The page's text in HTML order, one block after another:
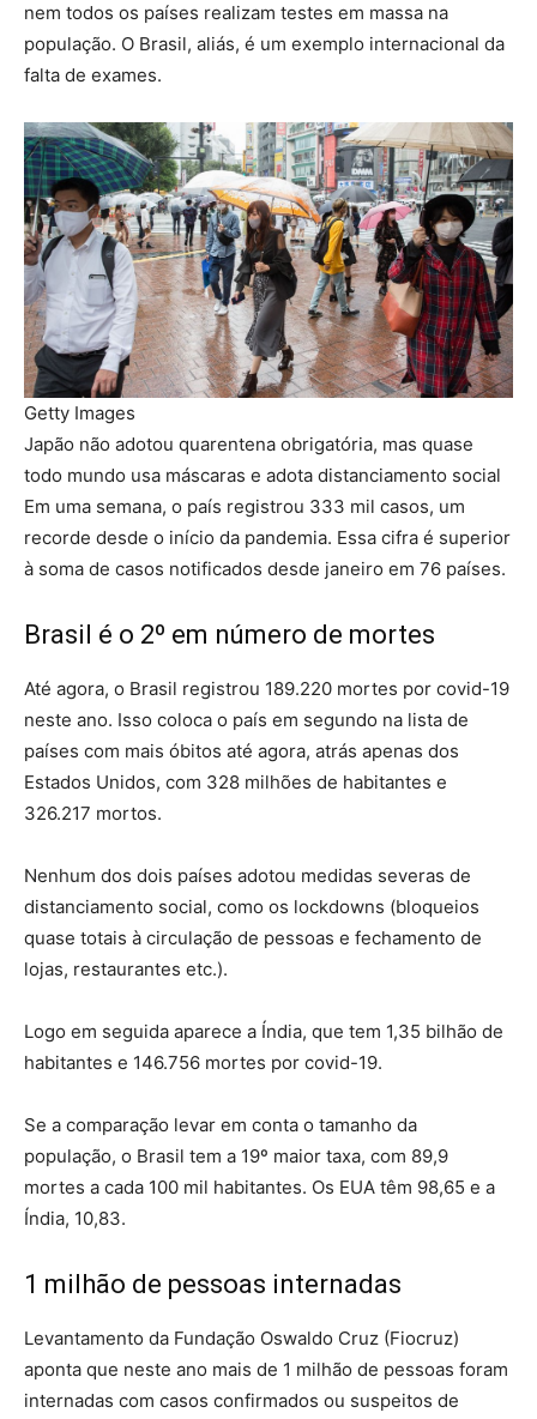
nem todos os países realizam testes em massa na
população. O Brasil, aliás, é um exemplo internacional da
falta de exames.
Getty Images
Japão não adotou quarentena obrigatória, mas quase
todo mundo usa máscaras e adota distanciamento social
Em uma semana, o país registrou 333 mil casos, um
recorde desde o início da pandemia. Essa cifra é superior
à soma de casos notificados desde janeiro em 76 países.
Brasil é o 2º em número de mortes
Até agora, o Brasil registrou 189.220 mortes por covid-19
neste ano. Isso coloca o país em segundo na lista de
países com mais óbitos até agora, atrás apenas dos
Estados Unidos, com 328 milhões de habitantes e
326.217 mortos.
Nenhum dos dois países adotou medidas severas de
distanciamento social, como os lockdowns (bloqueios
quase totais à circulação de pessoas e fechamento de
lojas, restaurantes etc.).
Logo em seguida aparece a Índia, que tem 1,35 bilhão de
habitantes e 146.756 mortes por covid-19.
Se a comparação levar em conta o tamanho da
população, o Brasil tem a 19º maior taxa, com 89,9
mortes a cada 100 mil habitantes. Os EUA têm 98,65 e a
Índia, 10,83.
1 milhão de pessoas internadas
Levantamento da Fundação Oswaldo Cruz (Fiocruz)
aponta que neste ano mais de 1 milhão de pessoas foram
internadas com casos confirmados ou suspeitos de